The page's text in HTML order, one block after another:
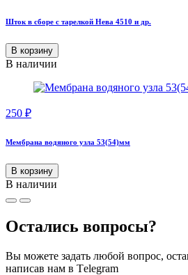
Шток в сборе с тарелкой Нева 4510 и др.
В корзину
В наличии
250 ₽
Мембрана водяного узла 53(54)мм
В корзину
В наличии
Остались вопросы?
Вы можете задать любой вопрос,
написав нам в Тelegram